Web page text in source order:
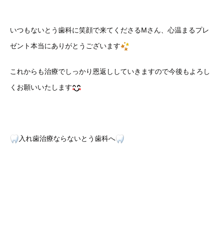
いつもないとう歯科に笑顔で来てくださるMさん、心温まるプレ
ゼント本当にありがとうございます
これからも治療でしっかり恩返ししていきますので今後もよろし
くお願いいたします
入れ歯治療ならないとう歯科へ